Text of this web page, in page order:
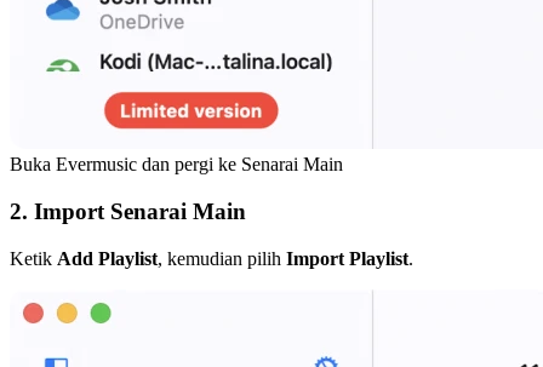
Buka Evermusic dan pergi ke Senarai Main
2. Import Senarai Main
Ketik Add Playlist, kemudian pilih Import Playlist.